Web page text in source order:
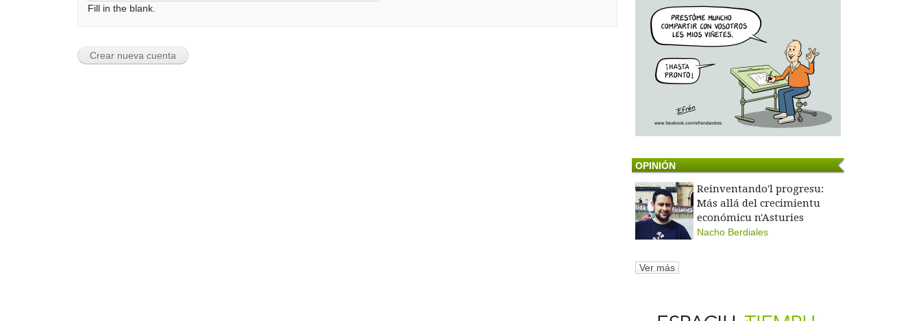
Fill in the blank.
OPINIÓN
Reinventando'l progresu:
Más allá del crecimientu
económicu n'Asturies
Nacho Berdiales
Ver más